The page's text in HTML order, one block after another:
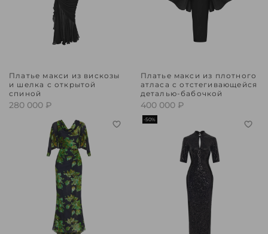
Платье макси из вискозы
и шелка с открытой
спиной
280 000 ₽
Платье макси из плотного
атласа с отстегивающейся
деталью-бабочкой
400 000 ₽
-50%